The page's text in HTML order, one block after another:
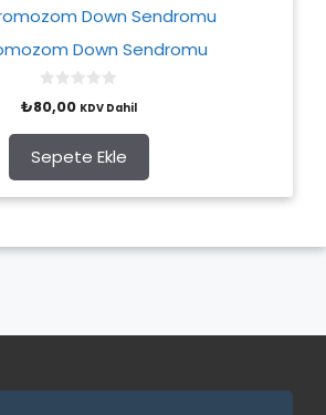
Down Sendromu
o
t
o
f
5
₺80,00 KDV Dahil
Sepete Ekle